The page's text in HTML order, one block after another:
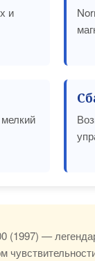
и
(1997) —